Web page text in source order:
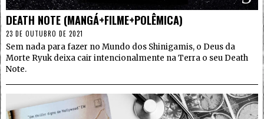
DEATH NOTE (MANGÁ+FILME+POLÊMICA)
23 DE OUTUBRO DE 2021
Sem nada para fazer no Mundo dos Shinigamis, o Deus da
Morte Ryuk deixa cair intencionalmente na Terra o seu Death
Note.